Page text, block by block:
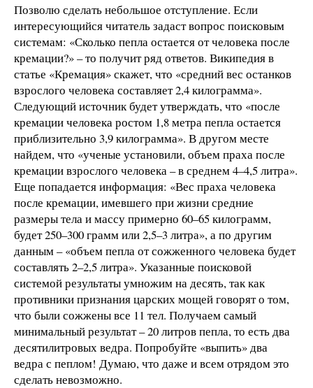
Позволю сделать небольшое отступление. Если
интересующийся читатель задаст вопрос поисковым
системам: «Сколько пепла остается от человека после
кремации?» – то получит ряд ответов. Википедия в
статье «Кремация» скажет, что «средний вес останков
взрослого человека составляет 2,4 килограмма».
Следующий источник будет утверждать, что «после
кремации человека ростом 1,8 метра пепла остается
приблизительно 3,9 килограмма». В другом месте
найдем, что «ученые установили, объем праха после
кремации взрослого человека – в среднем 4–4,5 литра».
Еще попадается информация: «Вес праха человека
после кремации, имевшего при жизни средние
размеры тела и массу примерно 60–65 килограмм,
будет 250–300 грамм или 2,5–3 литра», а по другим
данным – «объем пепла от сожженного человека будет
составлять 2–2,5 литра». Указанные поисковой
системой результаты умножим на десять, так как
противники признания царских мощей говорят о том,
что были сожжены все 11 тел. Получаем самый
минимальный результат – 20 литров пепла, то есть два
десятилитровых ведра. Попробуйте «выпить» два
ведра с пеплом! Думаю, что даже и всем отрядом это
сделать невозможно.